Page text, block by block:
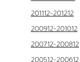
201112-201212
200912-201012
200712-200812
200512-200612